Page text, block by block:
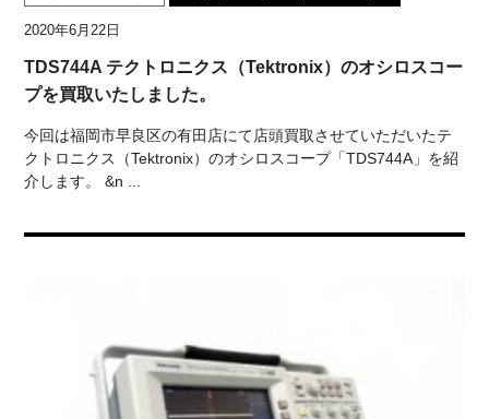
2020年6月22日
TDS744A テクトロニクス（Tektronix）のオシロスコー
プを買取いたしました。
今回は福岡市早良区の有田店にて店頭買取させていただいたテ
クトロニクス（Tektronix）のオシロスコープ「TDS744A」を紹
介します。 &n ...